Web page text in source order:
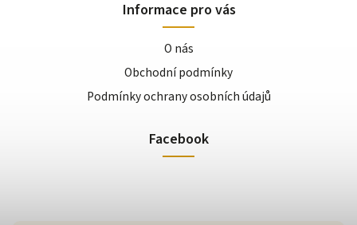
Informace pro vás
O nás
Obchodní podmínky
Podmínky ochrany osobních údajů
Facebook